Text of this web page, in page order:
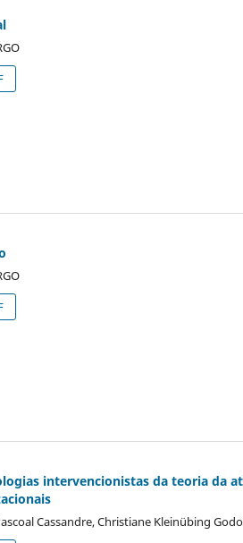
intervencionistas da teoria da
Cassandre, Christiane Kleinübing